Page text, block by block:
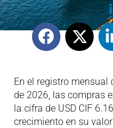
En el registro mensual
de 2026, las compras
la cifra de USD CIF
crecimiento en su